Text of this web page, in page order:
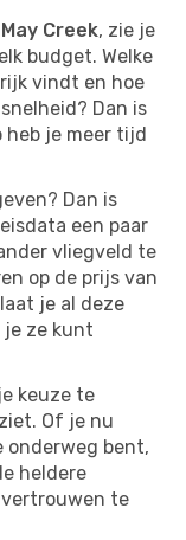
Creek, zie je
budget. Welke
vindt en hoe
Dan is
je meer tijd
Dan is
een paar
vliegveld te
op de prijs van
je al deze
ze kunt
keuze te
Of je nu
onderweg bent,
heldere
te